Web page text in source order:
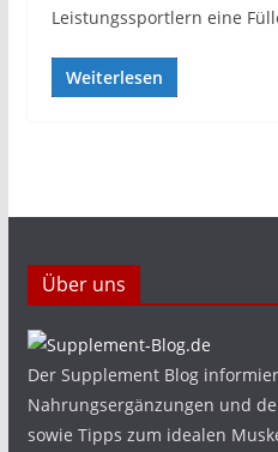
Leistungssportlern eine
Weiterlesen
Über uns
Der Supplement Blog
Nahrungsergänzungen und
sowie Tipps zum idealen